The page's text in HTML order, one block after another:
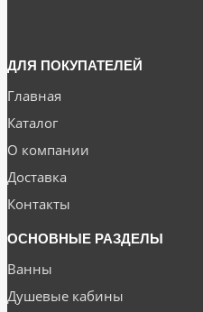
ДЛЯ ПОКУПАТЕЛЕЙ
Главная
Каталог
О компании
Доставка
Контакты
ОСНОВНЫЕ РАЗДЕЛЫ
Ванны
Душевые кабины